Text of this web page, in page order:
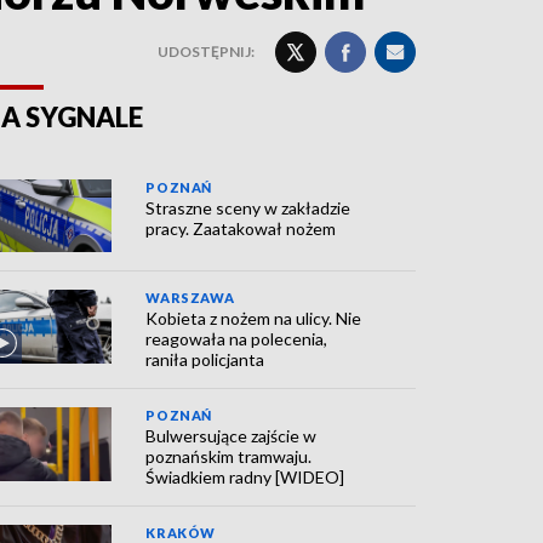
UDOSTĘPNIJ:
SYGNALE
POZNAŃ
Straszne sceny w zakładzie
pracy. Zaatakował nożem
WARSZAWA
Kobieta z nożem na ulicy. Nie
reagowała na polecenia,
raniła policjanta
POZNAŃ
Bulwersujące zajście w
poznańskim tramwaju.
Świadkiem radny [WIDEO]
KRAKÓW